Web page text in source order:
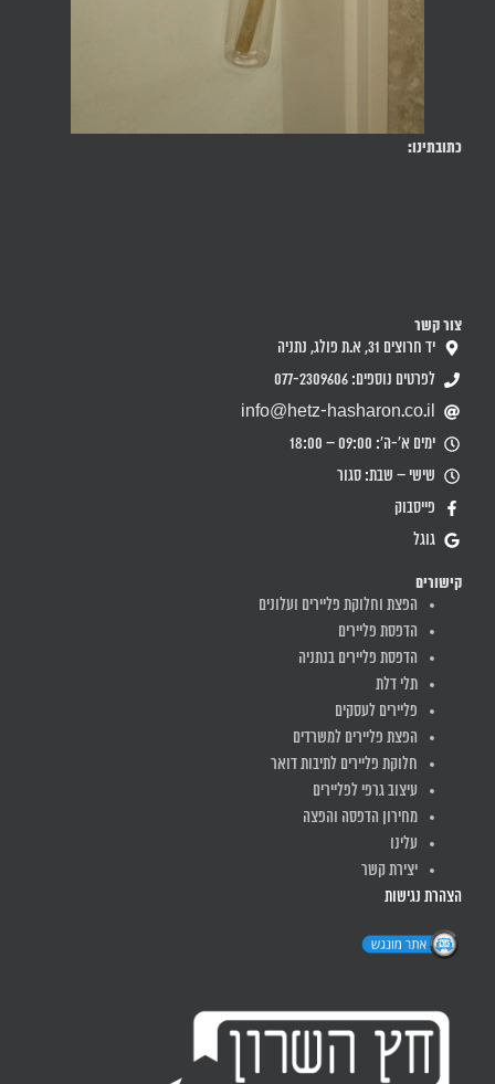
כתובתינו:
צור קשר
יד חרוצים 31, א.ת פולג, נתניה
לפרטים נוספים: 077-2309606
info@hetz-hasharon.co.il
ימים א'-ה': 09:00 – 18:00
שישי – שבת: סגור
פייסבוק
גוגל
קישורים
הפצת וחלוקת פליירים ועלונים
הדפסת פליירים
הדפסת פליירים בנתניה
תלי דלת
פליירים לעסקים
הפצת פליירים למשרדים
חלוקת פליירים לתיבות דואר
עיצוב גרפי לפליירים
מחירון הדפסה והפצה
עלינו
יצירת קשר
הצהרת נגישות